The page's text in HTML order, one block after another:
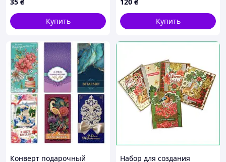
Купить
Купить
Конверт подарочный
Набор для создания